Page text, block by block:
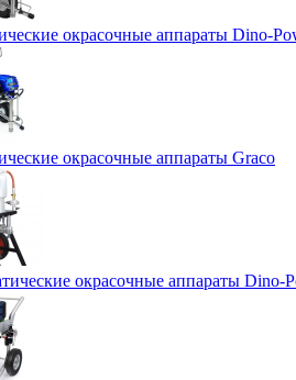
окрасочные аппараты Dino-
окрасочные аппараты Graco
окрасочные аппараты Dino-